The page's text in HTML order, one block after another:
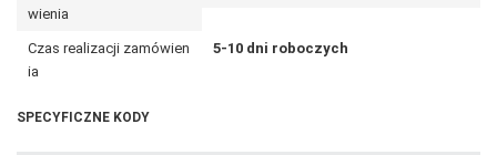
wienia
Czas realizacji zamówien
ia
5-10 dni roboczych
SPECYFICZNE KODY